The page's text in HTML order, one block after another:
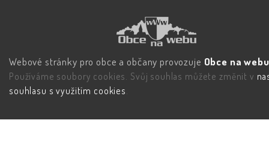
Webové stránky pro obce a občany provozuje Obce na
Používáme soubory cookies. Svůj souhlas můžete změnit v
souhlasu s využitím cookies.